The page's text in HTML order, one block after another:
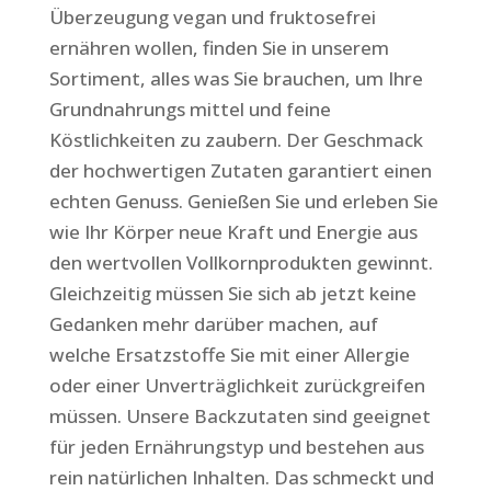
Überzeugung vegan und fruktosefrei
ernähren wollen, finden Sie in unserem
Sortiment, alles was Sie brauchen, um Ihre
Grundnahrungs mittel und feine
Köstlichkeiten zu zaubern. Der Geschmack
der hochwertigen Zutaten garantiert einen
echten Genuss. Genießen Sie und erleben Sie
wie Ihr Körper neue Kraft und Energie aus
den wertvollen Vollkornprodukten gewinnt.
Gleichzeitig müssen Sie sich ab jetzt keine
Gedanken mehr darüber machen, auf
welche Ersatzstoffe Sie mit einer Allergie
oder einer Unverträglichkeit zurückgreifen
müssen. Unsere Backzutaten sind geeignet
für jeden Ernährungstyp und bestehen aus
rein natürlichen Inhalten. Das schmeckt und